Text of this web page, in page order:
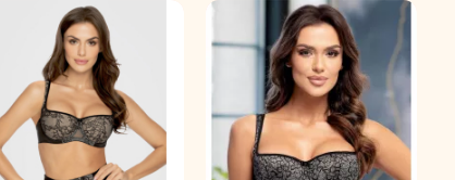
Хит продаж